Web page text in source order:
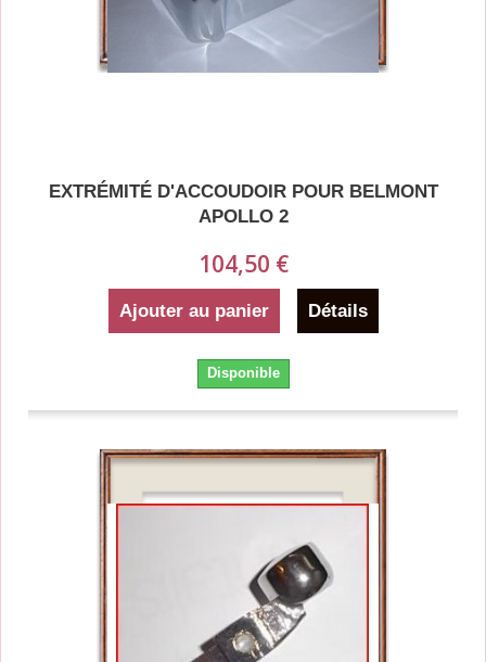
EXTRÉMITÉ D'ACCOUDOIR POUR BELMONT
APOLLO 2
104,50 €
Ajouter au panier Détails
Disponible